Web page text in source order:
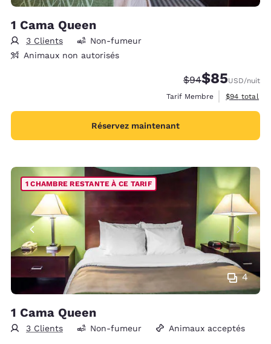
1 Cama Queen
3 Clients
Non-fumeur
Animaux non autorisés
Tarif barré :
$94Tarif réduit :
$85USD/nuit
Tarif Membre
Afficher les
$94 total
Réservez maintenant
4
1 CHAMBRE RESTANTE À CE TARIF
1 Cama Queen
3 Clients Non-fumeur Animaux acceptés